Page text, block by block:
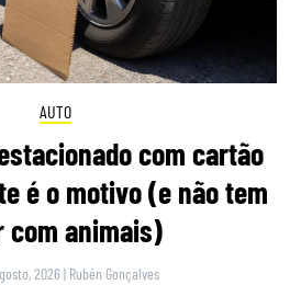
AUTO
com cartão
é o motivo (e não tem
com animais)
2026 | Rubén Gonçalves